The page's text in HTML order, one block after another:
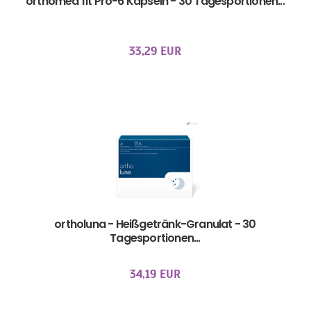
33,29 EUR
ortholuna - Heißgetränk-Granulat - 30
Tagesportionen...
34,19 EUR